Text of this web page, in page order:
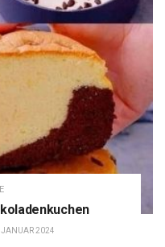
JANUAR 2024